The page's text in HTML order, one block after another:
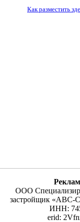
Как разместить
ООО
застройщик «АВС-
ИНН:
erid: